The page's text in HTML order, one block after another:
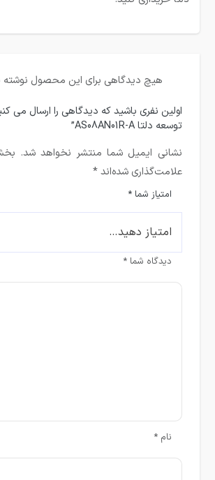
هیچ دیدگاهی برای این محصول
اولین نفری باشید که دیدگاهی را ارسال می
توسعه دلتا AS08AN01R-A”
نشانی ایمیل شما منتشر نخواهد شد.
علامت‌گذاری شده‌اند*
امتیاز شما*
دیدگاه شما*
نام*